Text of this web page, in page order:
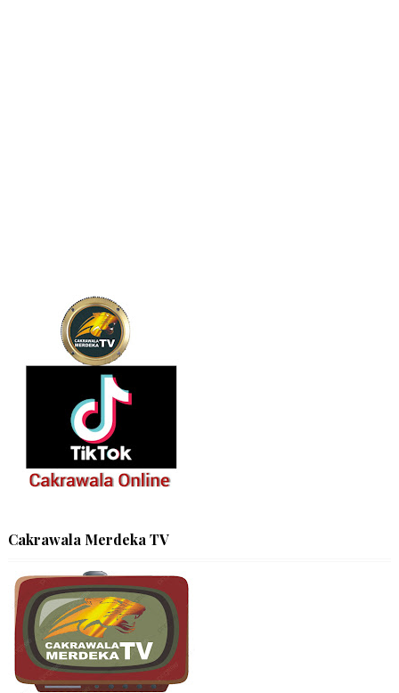
Cakrawala Merdeka TV